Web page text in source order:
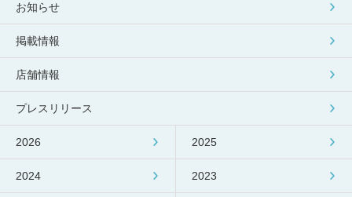
お知らせ
掲載情報
店舗情報
プレスリリース
2026 2025
2024 2023